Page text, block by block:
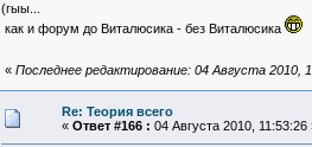
(гыы...
как и форум до Виталюсика - без Виталюсика
« Последнее редактирование: 04 Августа 2010,
Re: Теория всего
« Ответ #166 : 04 Августа 2010, 11:53:26